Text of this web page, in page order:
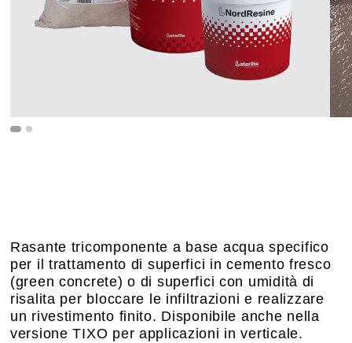
Rasante tricomponente a base acqua specifico
per il trattamento di superfici in cemento fresco
(green concrete) o di superfici con umidità di
risalita per bloccare le infiltrazioni e realizzare
un rivestimento finito. Disponibile anche nella
versione TIXO per applicazioni in verticale.